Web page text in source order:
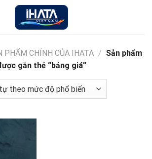
PHẨM CHÍNH CỦA IHATA / Sản phẩm
gắn thẻ “bảng giá”